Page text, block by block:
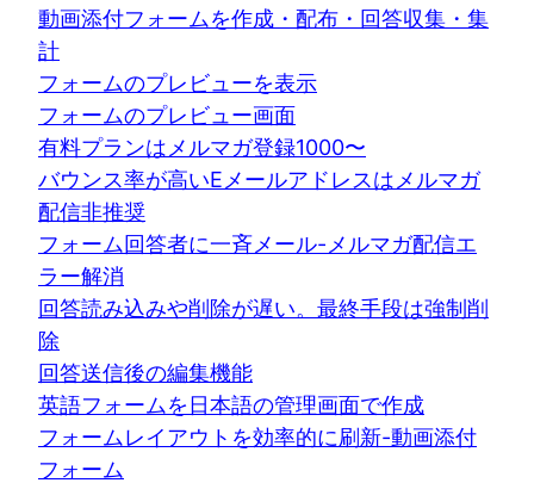
動画添付フォームを作成・配布・回答収集・集
計
フォームのプレビューを表示
フォームのプレビュー画面
有料プランはメルマガ登録1000〜
バウンス率が高いEメールアドレスはメルマガ
配信非推奨
フォーム回答者に一斉メール-メルマガ配信エ
ラー解消
回答読み込みや削除が遅い。最終手段は強制削
除
回答送信後の編集機能
英語フォームを日本語の管理画面で作成
フォームレイアウトを効率的に刷新-動画添付
フォーム